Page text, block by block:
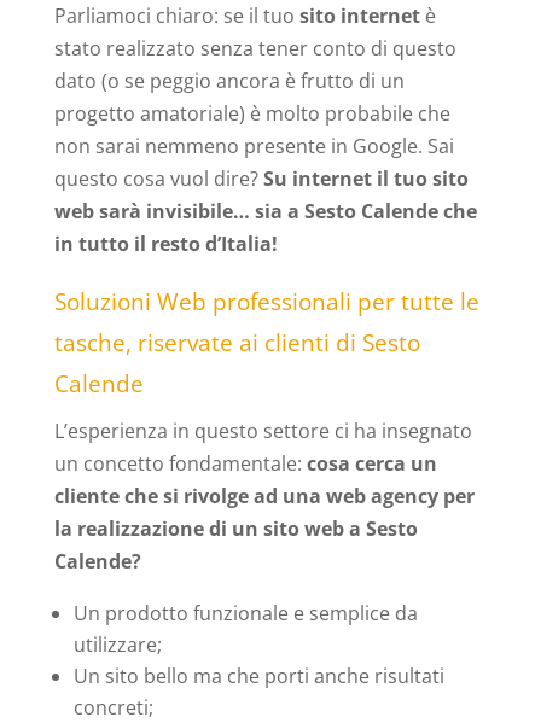
Parliamoci chiaro: se il tuo sito internetè
stato realizzato senza tener conto di questo
dato (o se peggio ancora è frutto di un
progetto amatoriale) è molto probabile che
non sarai nemmeno presente in Google. Sai
questo cosa vuol dire?Su internet il tuo sito
web sarà invisibile… sia a Sesto Calende che
in tutto il resto d’Italia!
Soluzioni Web professionali per tutte le
tasche, riservate ai clienti di Sesto
Calende
L’esperienza in questo settore ci ha insegnato
un concetto fondamentale: cosa cerca un
cliente che si rivolge ad una web agency per
la realizzazione di un sito web a Sesto
Calende?
Un prodotto funzionale e semplice da
utilizzare;
Un sito bello ma che porti anche risultati
concreti;